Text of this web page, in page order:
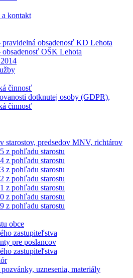
kontakt
pravidelná obsadenosť KD Lehota
OŠK Lehota
činnosť
dotknutej osoby (GDPR),
činnosť
starostov, predsedov MNV, richtárov
z pohľadu starostu
z pohľadu starostu
z pohľadu starostu
z pohľadu starostu
z pohľadu starostu
z pohľadu starostu
z pohľadu starostu
obce
zastupiteľstva
pre poslancov
zastupiteľstva
uznesenia, materiály